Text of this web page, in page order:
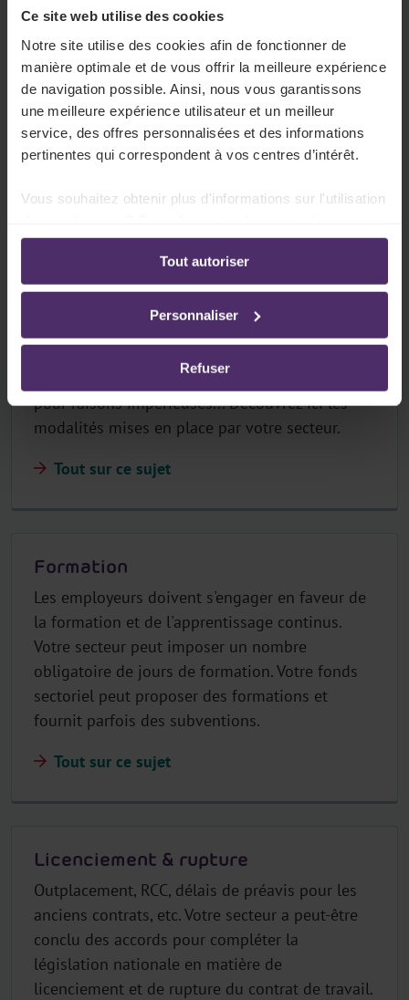
Ce site web utilise des cookies
Notre site utilise des cookies afin de fonctionner de
manière optimale et de vous offrir la meilleure expérience
de navigation possible. Ainsi, nous vous garantissons
une meilleure expérience utilisateur et un meilleur
service, des offres personnalisées et des informations
pertinentes qui correspondent à vos centres d’intérêt.
Vous souhaitez obtenir plus d'informations sur l'utilisation
ligne:
Politique de confidentialité-Politique en matière
d’utilisation des cookies
Tout autoriser
Personnaliser
Refuser
Tout sur ce sujet
Vacances & congés extra-légaux
En plus des congés légaux, votre secteur peut
prévoir des congés supplémentaires. Par
de l'expérience, etc.
Suspension du contrat de travail
Chômage temporaire, petit chômage, congé
pour raisons impérieuses... Découvrez ici les
modalités mises en place par votre secteur.
Tout sur ce sujet
Formation
Les employeurs doivent s'engager en faveur de
la formation et de l'apprentissage continus.
Votre secteur peut imposer un nombre
obligatoire de jours de formation. Votre fonds
sectoriel peut proposer des formations et
fournit parfois des subventions.
Tout sur ce sujet
Licenciement & rupture
Outplacement, RCC, délais de préavis pour les
anciens contrats, etc. Votre secteur a peut-être
conclu des accords pour compléter la
législation nationale en matière de
licenciement et de rupture du contrat de travail.